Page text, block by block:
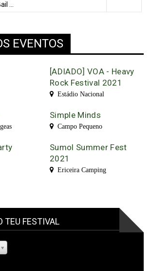
...
EVENTOS
[ADIADO] VOA - Heavy
Rock Festival 2021
Estádio Nacional
Simple Minds
Campo Pequeno
Sumol Summer Fest
2021
Ericeira Camping
TEU FESTIVAL